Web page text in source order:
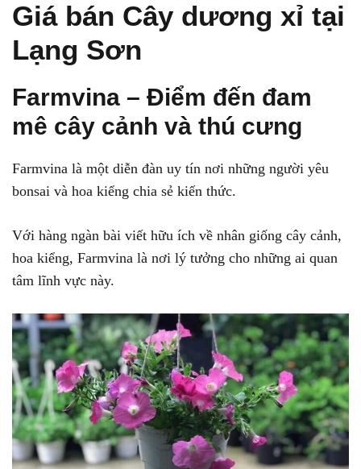
Giá bán Cây dương xỉ tại
Lạng Sơn
Farmvina – Điểm đến đam
mê cây cảnh và thú cưng
Farmvina là một diễn đàn uy tín nơi những người yêu
bonsai và hoa kiểng chia sẻ kiến thức.
Với hàng ngàn bài viết hữu ích về nhân giống cây cảnh,
hoa kiểng, Farmvina là nơi lý tưởng cho những ai quan
tâm lĩnh vực này.